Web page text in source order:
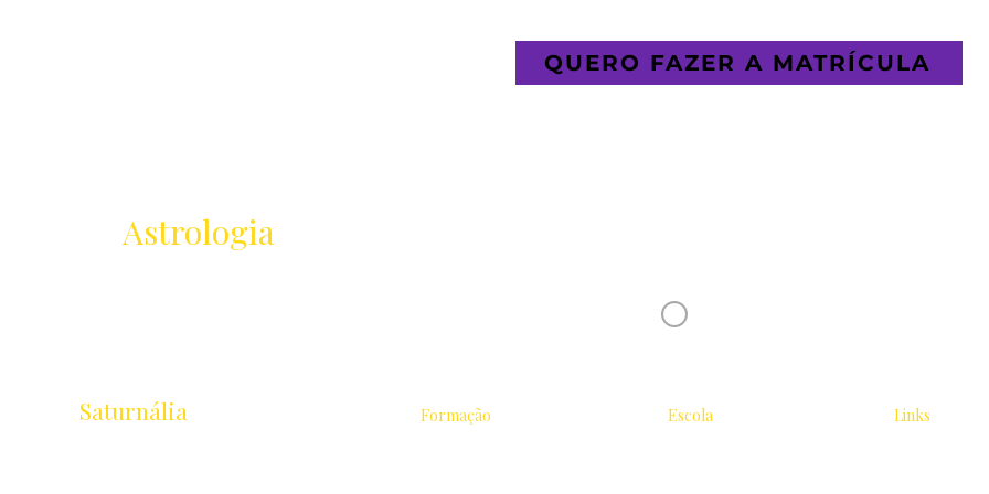
QUERO FAZER A MATRÍCULA
daAstrologia
Saturnália Formação Escola Links